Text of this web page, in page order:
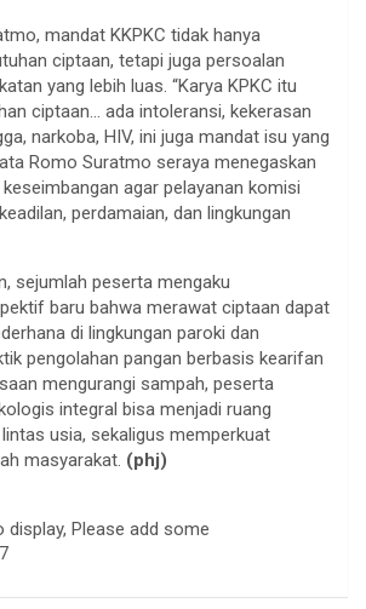
mandat KKPKC tidak hanya
ciptaan, tetapi juga persoalan
yang lebih luas. “Karya KPKC itu
ciptaan… ada intoleransi, kekerasan
narkoba, HIV, ini juga mandat isu yang
Romo Suratmo seraya menegaskan
agar pelayanan komisi
perdamaian, dan lingkungan
sejumlah peserta mengaku
baru bahwa merawat ciptaan dapat
di lingkungan paroki dan
pengolahan pangan berbasis kearifan
mengurangi sampah, peserta
integral bisa menjadi ruang
usia, sekaligus memperkuat
masyarakat. (phj)
Please add some